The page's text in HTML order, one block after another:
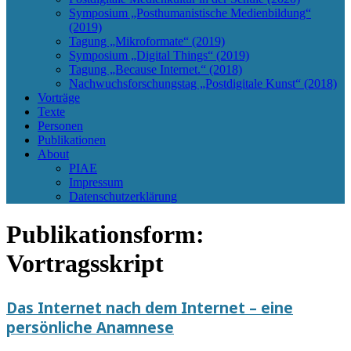
Symposium „Posthumanistische Medienbildung“
(2019)
Tagung „Mikroformate“ (2019)
Symposium „Digital Things“ (2019)
Tagung „Because Internet.“ (2018)
Nachwuchsforschungstag „Postdigitale Kunst“ (2018)
Vorträge
Texte
Personen
Publikationen
About
PIAE
Impressum
Datenschutzerklärung
Publikationsform:
Vortragsskript
Das Internet nach dem Internet – eine
persönliche Anamnese